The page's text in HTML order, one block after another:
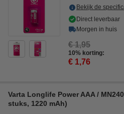
Bekijk de
Direct leverbaar
Morgen in huis
€ 1,95
10% korting:
€ 1,76
Varta Longlife Power AAA /
stuks, 1220 mAh)